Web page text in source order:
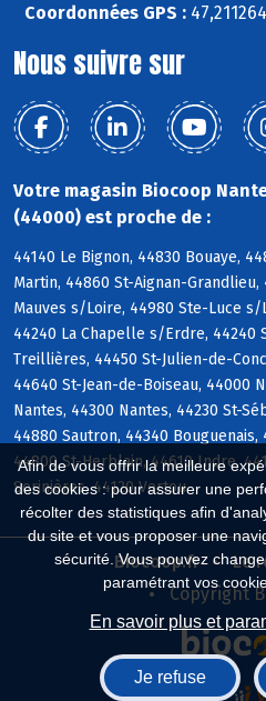
Afin de vous offrir la meilleure
des cookies : pour assurer une
récolter des statistiques afin
du site et vous proposer une
sécurité. Vous pouvez
paramétrant vos
En savoir plus et
Je refuse
Coordonnées GPS :
Nous suivre sur
Votre magasin Biocoop
(44000) est proche de :
44140 Le Bignon, 44830 Bouaye,
Martin, 44860 St-Aignan-Grandlieu,
Mauves s/Loire, 44980 Ste-Luce
44240 La Chapelle s/Erdre, 44240
Treillières, 44450 St-Julien-de-
44640 St-Jean-de-Boiseau, 44000
Nantes, 44300 Nantes, 44230 St-
44880 Sautron, 44340 Bouguenais,
44800 St-Herblain, 44610 Indre,
Sorinières, 44120 Vertou
Biocoop.fr
Le
Copyright
Réalisé par